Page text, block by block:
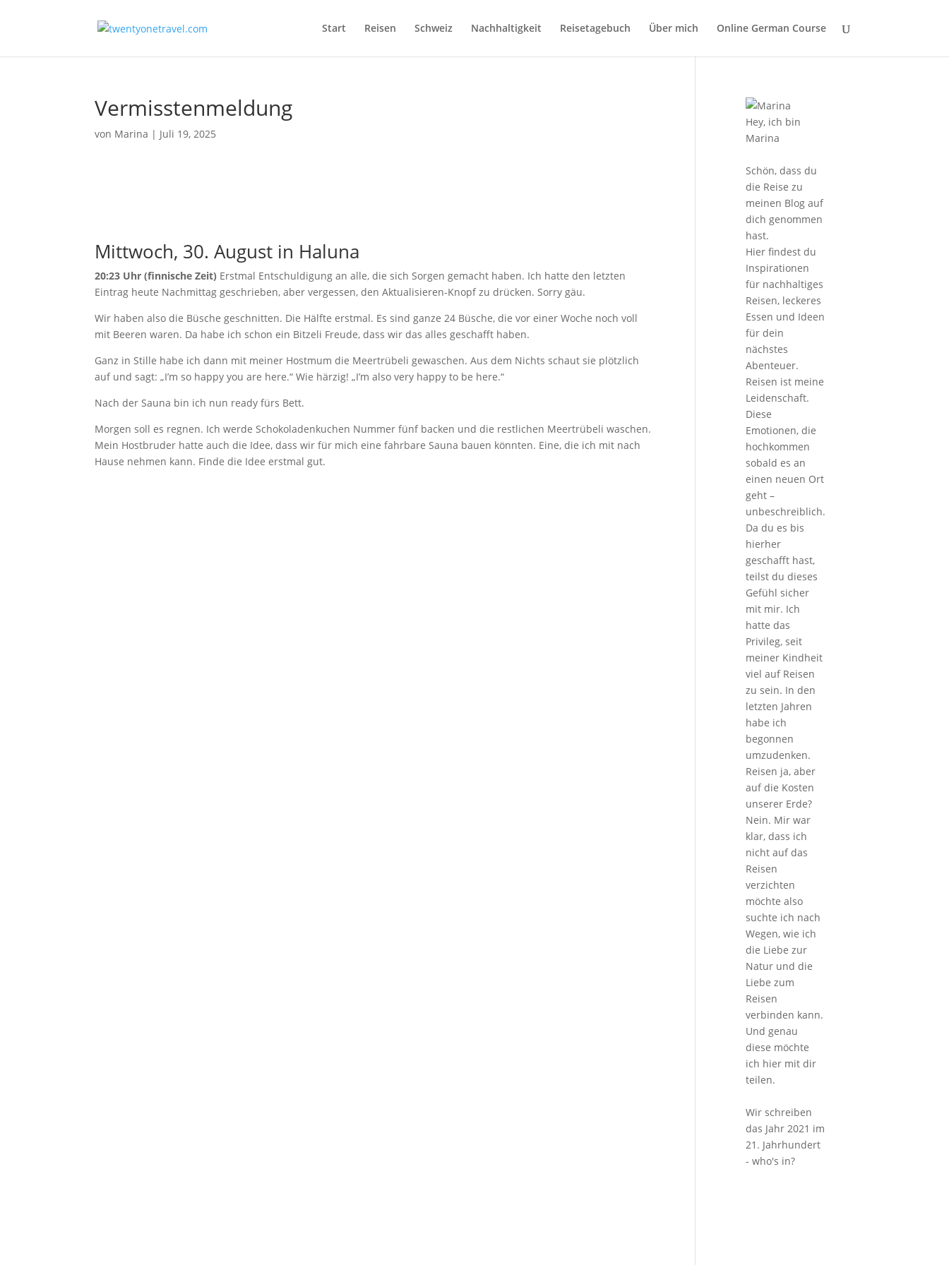
Start Reisen Schweiz Nachhaltigkeit Reisetagebuch Über mich Online German Course
Vermisstenmeldung
von Marina | Juli 19, 2025
Mittwoch, 30. August in Haluna
20:23 Uhr (finnische Zeit) Erstmal Entschuldigung an alle, die sich Sorgen gemacht haben. Ich hatte den letzten
Eintrag heute Nachmittag geschrieben, aber vergessen, den Aktualisieren-Knopf zu drücken. Sorry gäu.
Wir haben also die Büsche geschnitten. Die Hälfte erstmal. Es sind ganze 24 Büsche, die vor einer Woche noch voll
mit Beeren waren. Da habe ich schon ein Bitzeli Freude, dass wir das alles geschafft haben.
Ganz in Stille habe ich dann mit meiner Hostmum die Meertrübeli gewaschen. Aus dem Nichts schaut sie plötzlich
auf und sagt: „I’m so happy you are here.“ Wie härzig! „I’m also very happy to be here.“
Nach der Sauna bin ich nun ready fürs Bett.
Morgen soll es regnen. Ich werde Schokoladenkuchen Nummer fünf backen und die restlichen Meertrübeli waschen.
Mein Hostbruder hatte auch die Idee, dass wir für mich eine fahrbare Sauna bauen könnten. Eine, die ich mit nach
Hause nehmen kann. Finde die Idee erstmal gut.
Hey, ich bin
Marina
Schön, dass du
die Reise zu
meinen Blog auf
dich genommen
hast.
Hier findest du
Inspirationen
für nachhaltiges
Reisen, leckeres
Essen und Ideen
für dein
nächstes
Abenteuer.
Reisen ist meine
Leidenschaft.
Diese
Emotionen, die
hochkommen
sobald es an
einen neuen Ort
geht –
unbeschreiblich.
Da du es bis
hierher
geschafft hast,
teilst du dieses
Gefühl sicher
mit mir. Ich
hatte das
Privileg, seit
meiner Kindheit
viel auf Reisen
zu sein. In den
letzten Jahren
habe ich
begonnen
umzudenken.
Reisen ja, aber
auf die Kosten
unserer Erde?
Nein. Mir war
klar, dass ich
nicht auf das
Reisen
verzichten
möchte also
suchte ich nach
Wegen, wie ich
die Liebe zur
Natur und die
Liebe zum
Reisen
verbinden kann.
Und genau
diese möchte
ich hier mit dir
teilen.
Wir schreiben
das Jahr 2021 im
21. Jahrhundert
- who's in?